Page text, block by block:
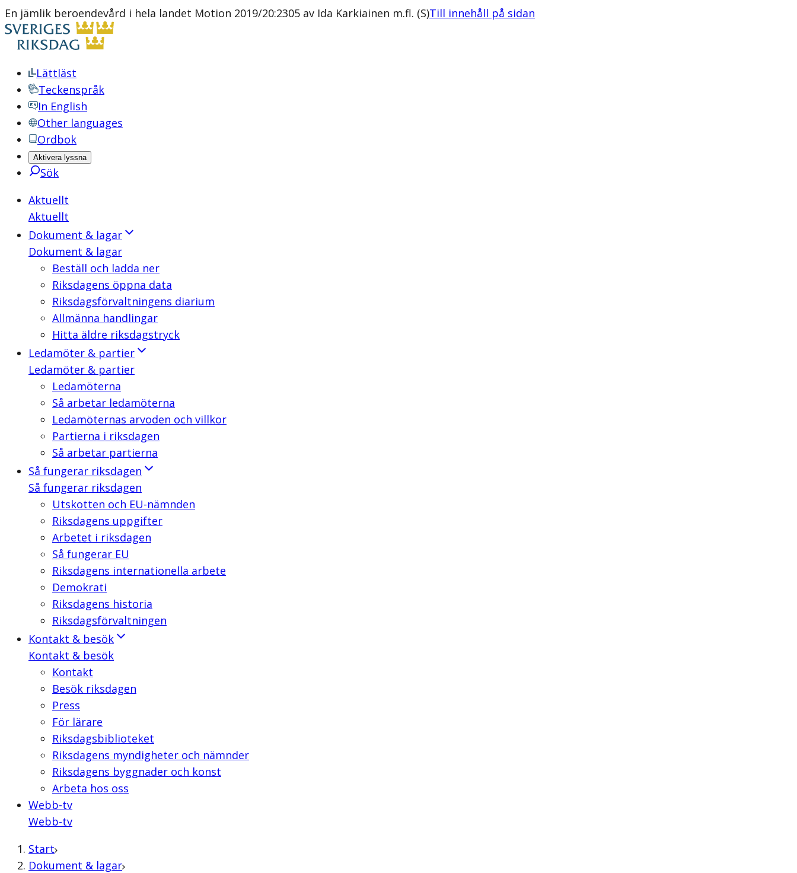
En jämlik beroendevård i hela landet Motion 2019/20:2305 av Ida Karkiainen m.fl. (S)Till innehåll på sidan
Lättläst
Teckenspråk
In English
Other languages
Ordbok
Aktivera lyssna
Sök
Aktuellt
Aktuellt
Dokument & lagar
Dokument & lagar
Beställ och ladda ner
Riksdagens öppna data
Riksdagsförvaltningens diarium
Allmänna handlingar
Hitta äldre riksdagstryck
Ledamöter & partier
Ledamöter & partier
Ledamöterna
Så arbetar ledamöterna
Ledamöternas arvoden och villkor
Partierna i riksdagen
Så arbetar partierna
Så fungerar riksdagen
Så fungerar riksdagen
Utskotten och EU-nämnden
Riksdagens uppgifter
Arbetet i riksdagen
Så fungerar EU
Riksdagens internationella arbete
Demokrati
Riksdagens historia
Riksdagsförvaltningen
Kontakt & besök
Kontakt & besök
Kontakt
Besök riksdagen
Press
För lärare
Riksdagsbiblioteket
Riksdagens myndigheter och nämnder
Riksdagens byggnader och konst
Arbeta hos oss
Webb-tv
Webb-tv
Start
Dokument & lagar